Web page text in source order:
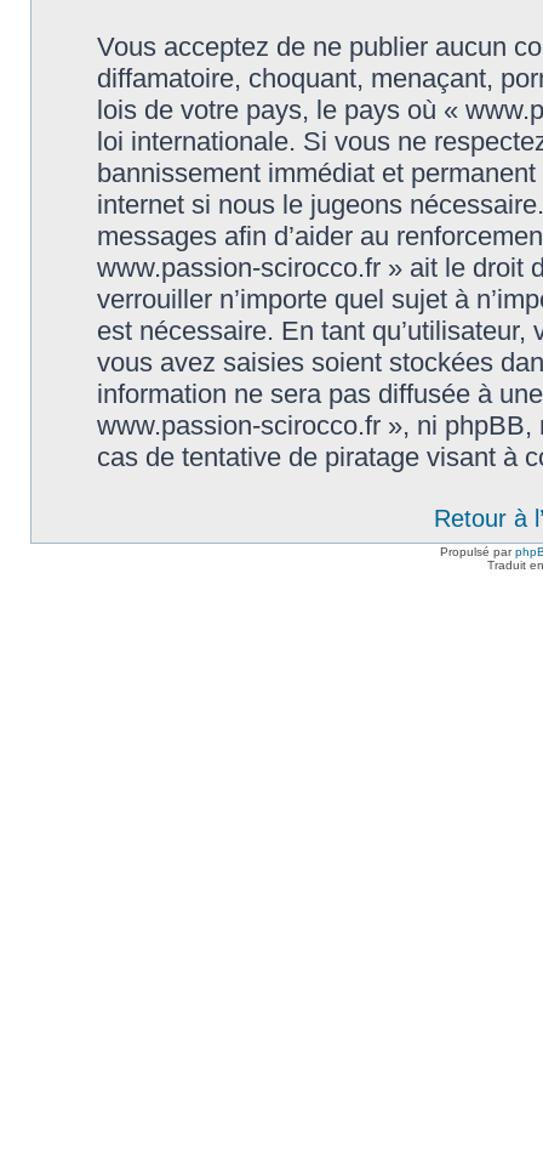
Vous acceptez de ne publier aucun
diffamatoire, choquant, menaçant,
lois de votre pays, le pays où «
loi internationale. Si vous ne
bannissement immédiat et
internet si nous le jugeons
messages afin d’aider au
www.passion-scirocco.fr » ait le droit
verrouiller n’importe quel sujet à
est nécessaire. En tant
vous avez saisies soient stockées
information ne sera pas diffusée à
www.passion-scirocco.fr », ni
cas de tentative de piratage visant à
Retour à
Propulsé par
Traduit